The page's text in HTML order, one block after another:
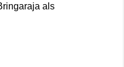
als